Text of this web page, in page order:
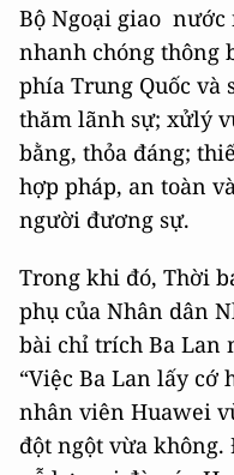
Bộ Ngoại giao nước
nhanh chóng thông
phía Trung Quốc và
thăm lãnh sự; xửlý
bằng, thỏa đáng;
hợp pháp, an toàn
người đương sự.
Trong khi đó, Thời
phụ của Nhân dân
bài chỉ trích Ba Lan
“Việc Ba Lan lấy cớ
nhân viên Huawei
đột ngột vừa